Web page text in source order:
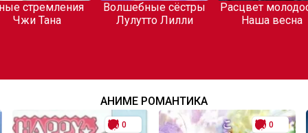
стремления
Чжи Тана
Волшебные сёстры
Лулутто Лилли
Расцвет
Наша весна
АНИМЕ РОМАНТИКА
0
0